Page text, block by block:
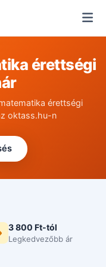
érettségi
érettségi
oktass.hu-n
3 800 Ft-tól
Legkedvezőbb ár